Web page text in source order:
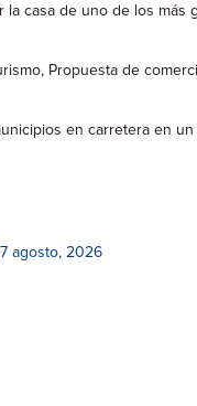
casa de uno de los
Propuesta de
en carretera en
7 agosto, 2026